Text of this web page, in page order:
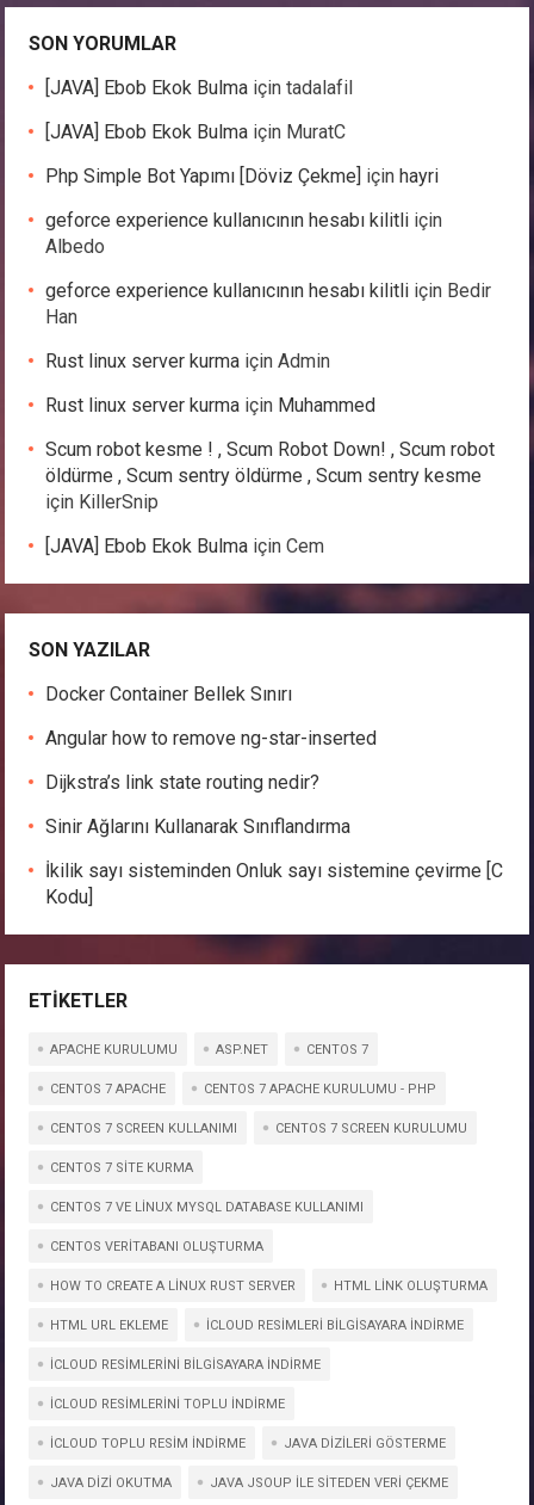
SON YORUMLAR
[JAVA] Ebob Ekok Bulma içintadalafil
[JAVA] Ebob Ekok Bulma için MuratC
Php Simple Bot Yapımı [Döviz Çekme] içinhayri
geforce experience kullanıcının hesabı kilitli için
Albedo
geforce experience kullanıcının hesabı kilitli için Bedir
Han
Rust linux server kurma içinAdmin
Rust linux server kurma için Muhammed
Scum robot kesme ! , Scum Robot Down! , Scum robot
öldürme , Scum sentry öldürme , Scum sentry kesme
için KillerSnip
[JAVA] Ebob Ekok Bulma içinCem
SON YAZILAR
Docker Container Bellek Sınırı
Angular how to remove ng-star-inserted
Dijkstra’s link state routing nedir?
Sinir Ağlarını Kullanarak Sınıflandırma
İkilik sayı sisteminden Onluk sayı sistemine çevirme [C
Kodu]
ETIKETLER
APACHE KURULUMU ASP.NET CENTOS 7
CENTOS 7 APACHE CENTOS 7 APACHE KURULUMU - PHP
CENTOS 7 SCREEN KULLANIMI CENTOS 7 SCREEN KURULUMU
CENTOS 7 SITE KURMA
CENTOS 7 VE LINUX MYSQL DATABASE KULLANIMI
CENTOS VERITABANI OLUŞTURMA
HOW TO CREATE A LINUX RUST SERVER HTML LINK OLUŞTURMA
HTML URL EKLEME ICLOUD RESIMLERI BILGISAYARA INDIRME
ICLOUD RESIMLERINI BILGISAYARA INDIRME
ICLOUD RESIMLERINI TOPLU INDIRME
ICLOUD TOPLU RESIM INDIRME JAVA DIZILERI GÖSTERME
JAVA DIZI OKUTMA JAVA JSOUP İLE SİTEDEN VERİ ÇEKME